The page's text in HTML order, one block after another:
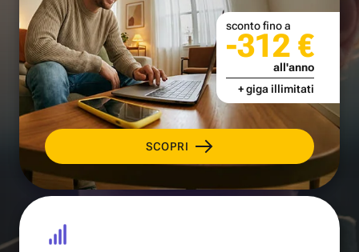
SCOPRI
sconto fino a
-312 €
all'anno
+ giga illimitati